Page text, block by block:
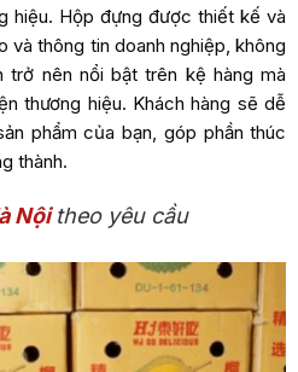
hiệu. Hộp đựng được thiết kế và
và thông tin doanh nghiệp, không
trở nên nổi bật trên kệ hàng mà
thương hiệu. Khách hàng sẽ dễ
phẩm của bạn, góp phần thúc
thành.
Nội theo yêu cầu